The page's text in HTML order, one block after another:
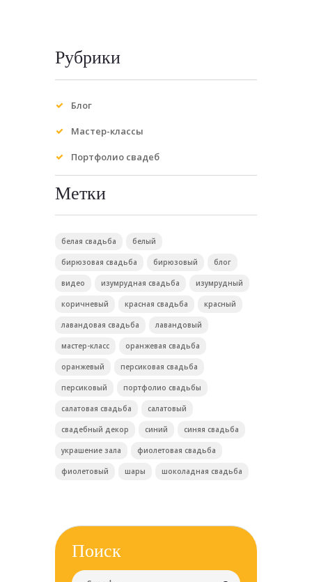
Рубрики
Блог
Мастер-классы
Портфолио свадеб
Метки
белая свадьба белый
бирюзовая свадьба бирюзовый блог
видео изумрудная свадьба изумрудный
коричневый красная свадьба красный
лавандовая свадьба лавандовый
мастер-класс оранжевая свадьба
оранжевый персиковая свадьба
персиковый портфолио свадьбы
салатовая свадьба салатовый
свадебный декор синий синяя свадьба
украшение зала фиолетовая свадьба
фиолетовый шары шоколадная свадьба
Поиск